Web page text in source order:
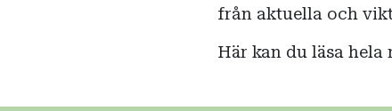
från aktuella och
Här kan du läsa hela